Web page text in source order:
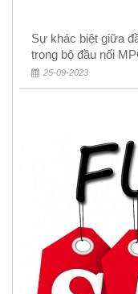
Sự khác biệt giữa
trong bộ đầu nối
25-09-2023